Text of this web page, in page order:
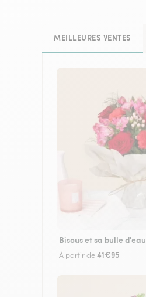
MEILLEURES VENTES
Bisous et sa bulle d'eau
À partir de41€95